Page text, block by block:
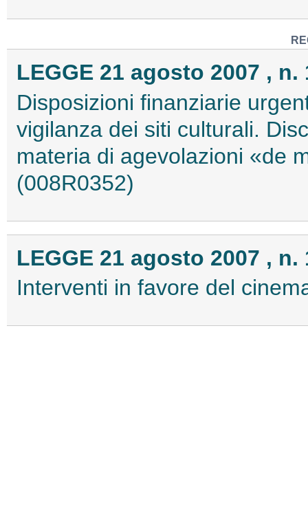
LEGGE 21 agosto 2007 , n.
Disposizioni finanziarie
vigilanza dei siti culturali.
materia di agevolazioni «de
(008R0352)
LEGGE 21 agosto 2007 , n.
Interventi in favore del